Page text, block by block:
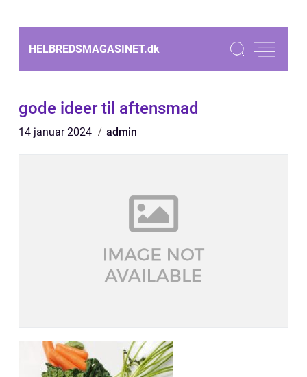
HELBREDSMAGASINET.dk
gode ideer til aftensmad
14 januar 2024 admin